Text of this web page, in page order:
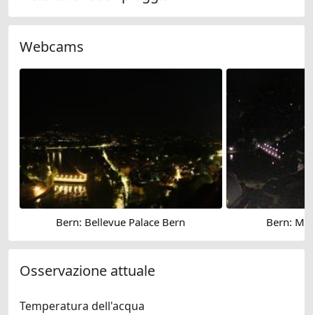
Webcams
Bern: Bellevue Palace Bern Bern:
Osservazione attuale
Temperatura dell'acqua